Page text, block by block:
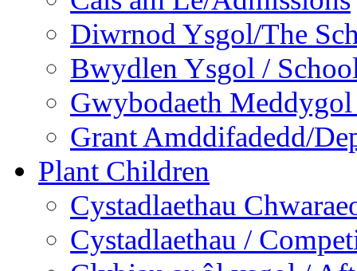
Diwrnod Ysgol/The
Bwydlen Ysgol /
Gwybodaeth
Grant Amddifadedd/
Plant Children
Cystadlaethau
Cystadlaethau /